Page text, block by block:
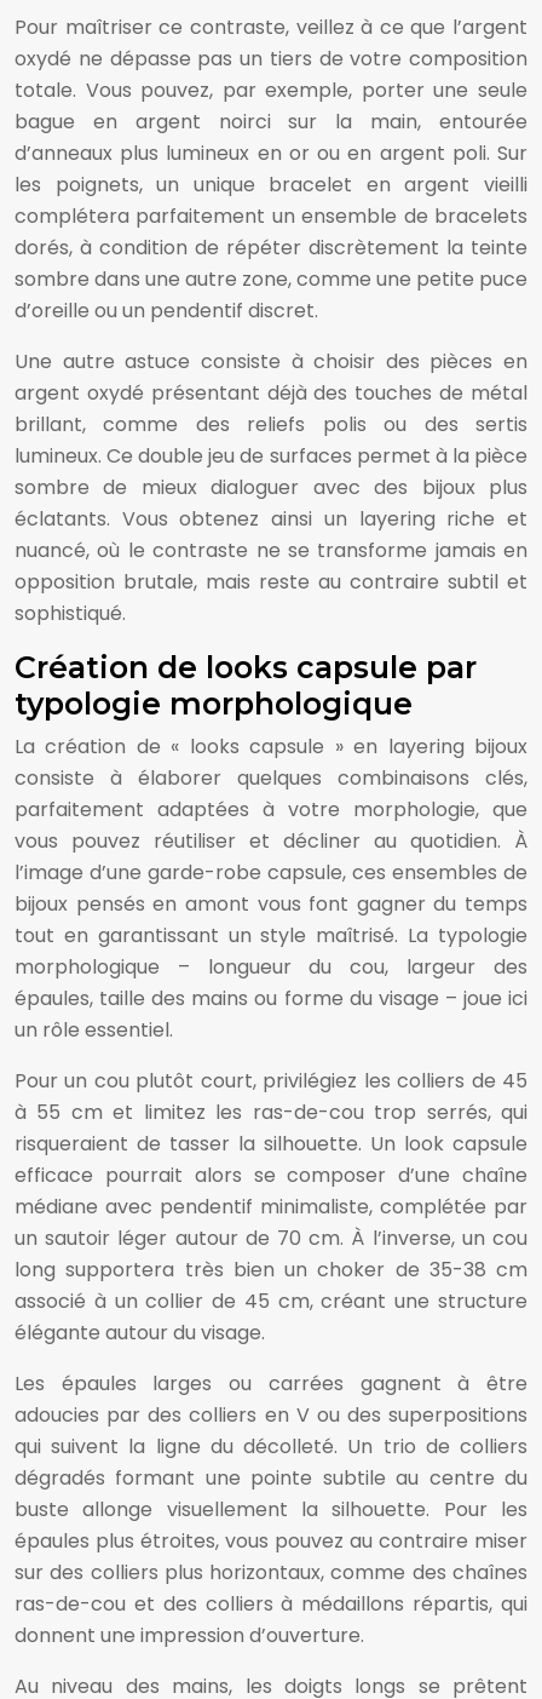
Pour maîtriser ce contraste, veillez à ce que l’argent
oxydé ne dépasse pas un tiers de votre composition
totale. Vous pouvez, par exemple, porter une seule
bague en argent noirci sur la main, entourée
d’anneaux plus lumineux en or ou en argent poli. Sur
les poignets, un unique bracelet en argent vieilli
complétera parfaitement un ensemble de bracelets
dorés, à condition de répéter discrètement la teinte
sombre dans une autre zone, comme une petite puce
d’oreille ou un pendentif discret.
Une autre astuce consiste à choisir des pièces en
argent oxydé présentant déjà des touches de métal
brillant, comme des reliefs polis ou des sertis
lumineux. Ce double jeu de surfaces permet à la pièce
sombre de mieux dialoguer avec des bijoux plus
éclatants. Vous obtenez ainsi un layering riche et
nuancé, où le contraste ne se transforme jamais en
opposition brutale, mais reste au contraire subtil et
sophistiqué.
Création de looks capsule par
typologie morphologique
La création de « looks capsule » en layering bijoux
consiste à élaborer quelques combinaisons clés,
parfaitement adaptées à votre morphologie, que
vous pouvez réutiliser et décliner au quotidien. À
l’image d’une garde-robe capsule, ces ensembles de
bijoux pensés en amont vous font gagner du temps
tout en garantissant un style maîtrisé. La typologie
morphologique – longueur du cou, largeur des
épaules, taille des mains ou forme du visage – joue ici
un rôle essentiel.
Pour un cou plutôt court, privilégiez les colliers de 45
à 55 cm et limitez les ras-de-cou trop serrés, qui
risqueraient de tasser la silhouette. Un look capsule
efficace pourrait alors se composer d’une chaîne
médiane avec pendentif minimaliste, complétée par
un sautoir léger autour de 70 cm. À l’inverse, un cou
long supportera très bien un choker de 35-38 cm
associé à un collier de 45 cm, créant une structure
élégante autour du visage.
Les épaules larges ou carrées gagnent à être
adoucies par des colliers en V ou des superpositions
qui suivent la ligne du décolleté. Un trio de colliers
dégradés formant une pointe subtile au centre du
buste allonge visuellement la silhouette. Pour les
épaules plus étroites, vous pouvez au contraire miser
sur des colliers plus horizontaux, comme des chaînes
ras-de-cou et des colliers à médaillons répartis, qui
donnent une impression d’ouverture.
Au niveau des mains, les doigts longs se prêtent